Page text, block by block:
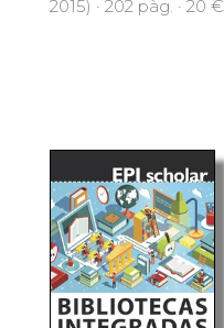
2015) · 202 pàg. · 20 €